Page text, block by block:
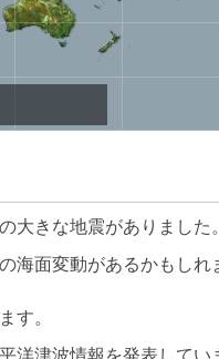
きな地震がありました。
海面変動があるかもし
す。
洋津波情報を発表してい